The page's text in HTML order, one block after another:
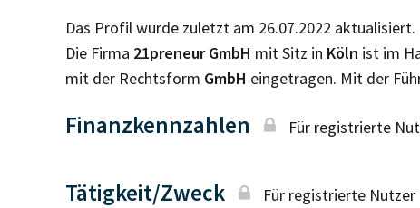
Das Profil wurde zuletzt am 26.07.2022 aktualisiert.
Die Firma 21preneur GmbH mit Sitz in Köln ist im
mit der Rechtsform GmbH eingetragen. Mit der
Finanzkennzahlen Für registrierte
Tätigkeit/Zweck Für registrierte Nutzer